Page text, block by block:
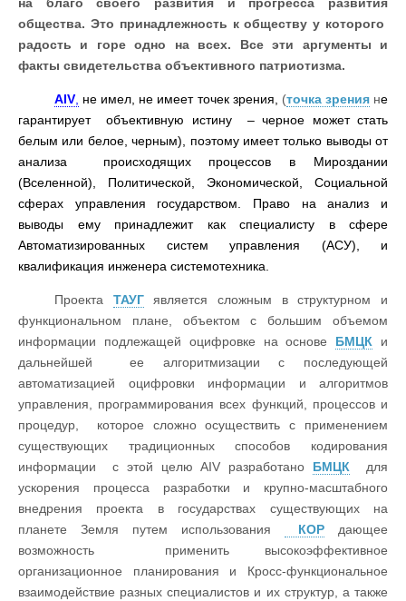
на благо своего развития и прогресса развития
общества. Это принадлежность к обществу у которого
радость и горе одно на всех. Все эти аргументы и
факты свидетельства объективного патриотизма.
AIV, не имел, не имеет точек зрения, (точка зренияне
гарантирует объективную истину – черное может стать
белым или белое, черным), поэтому имеет только выводы от
анализа происходящих процессов в Мироздании
(Вселенной), Политической, Экономической, Социальной
сферах управления государством. Право на анализ и
выводы ему принадлежит как специалисту в сфере
Автоматизированных систем управления (АСУ), и
квалификация инженера системотехника.
Проекта ТАУГявляется сложным в структурном и
функциональном плане, объектом с большим объемом
информации подлежащей оцифровке на основе БМЦК и
дальнейшей ее алгоритмизации с последующей
автоматизацией оцифровки информации и алгоритмов
управления, программирования всех функций, процессов и
процедур, которое сложно осуществить с применением
существующих традиционных способов кодирования
информации с этой целю AIV разработано БМЦК
для
ускорения процесса разработки и крупно-масштабного
внедрения проекта в государствах существующих на
планете Земля путем использования
КОР дающее
возможность применить высокоэффективное
организационное планирования и Кросс-функциональное
взаимодействие разных специалистов и их структур, а также